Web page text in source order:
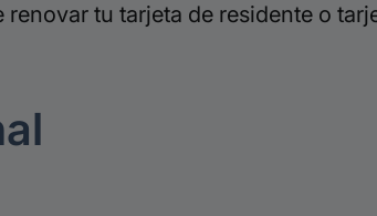
tu tarjeta de residente o